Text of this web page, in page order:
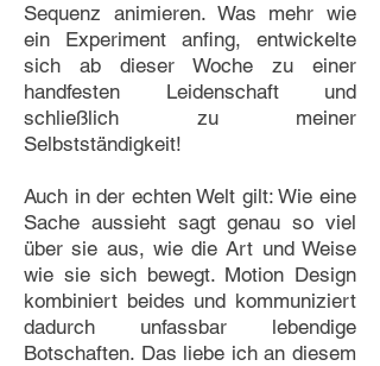
Sequenz animieren. Was mehr wie
ein Experiment anfing, entwickelte
sich ab dieser Woche zu einer
handfesten Leidenschaft und
schließlich zu meiner
Selbstständigkeit!
Auch in der echten Welt gilt: Wie eine
Sache aussieht sagt genau so viel
über sie aus, wie die Art und Weise
wie sie sich bewegt. Motion Design
kombiniert beides und kommuniziert
dadurch unfassbar lebendige
Botschaften. Das liebe ich an diesem